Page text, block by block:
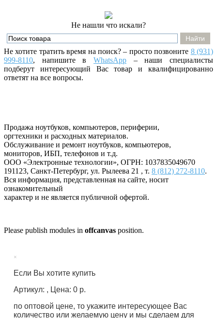
Не нашли что искали?
Не хотите тратить время на поиск? – просто позвоните 8 (931)
999-8110, напишитевWhatsApp – наши специалисты
подберут интересующий Вас товар и квалифицированно
ответят на все вопросы.
Продажа ноутбуков, компьютеров, периферии,
оргтехники и расходных материалов.
Обслуживание и ремонт ноутбуков, компьютеров,
мониторов, ИБП, телефонов и т.д.
ООО «Электронные технологии», ОГРН: 1037835049670
191123, Санкт-Петербург, ул. Рылеева 21 , т. 8 (812) 272-8110.
Вся информация, представленная на сайте, носит
ознакомительный
характер и не является публичной офертой.
Please publish modules in offcanvas position.
×
Если Вы хотите купить
Артикул: , Цена: 0 р.
по оптовой цене, то укажите интересующее Вас
количество или желаемую цену и мы сделаем для